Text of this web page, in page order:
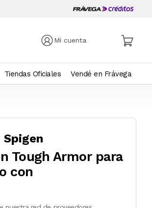
Mi cuenta
Tiendas Oficiales Vendé en Frávega
Spigen
Tough Armor para
con